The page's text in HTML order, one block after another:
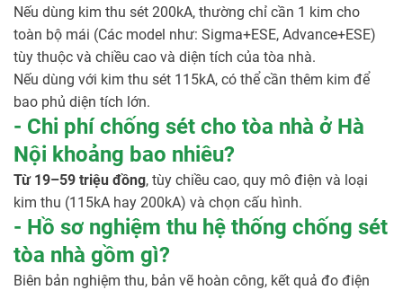
Nếu dùng kim thu sét 200kA, thường chỉ cần 1 kim cho
toàn bộ mái (Các model như: Sigma+ESE, Advance+ESE)
tùy thuộc và chiều cao và diện tích của tòa nhà.
Nếu dùng với kim thu sét 115kA, có thể cần thêm kim để
bao phủ diện tích lớn.
- Chi phí chống sét cho tòa nhà ở Hà
Nội khoảng bao nhiêu?
Từ 19–59 triệu đồng, tùy chiều cao, quy mô điện và loại
kim thu (115kA hay 200kA) và chọn cấu hình.
- Hồ sơ nghiệm thu hệ thống chống sét
tòa nhà gồm gì?
Biên bản nghiệm thu, bản vẽ hoàn công, kết quả đo điện